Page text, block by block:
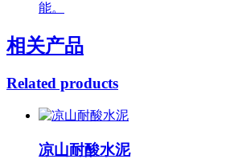
能。
相关产品
Related products
凉山耐酸水泥